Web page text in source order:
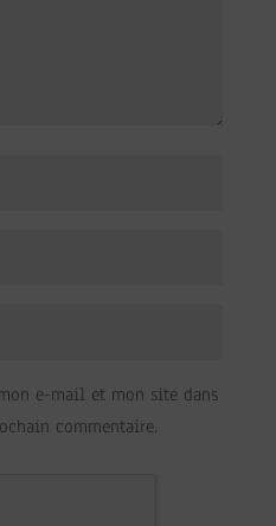
e-mail et mon site dans
commentaire.